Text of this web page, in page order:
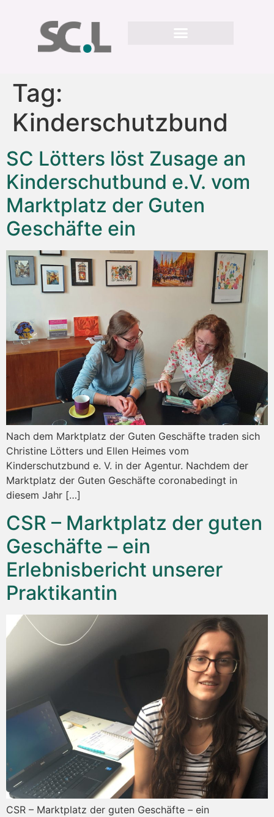
Tag:
Kinderschutzbund
SC Lötters löst Zusage an
Kinderschutbund e.V. vom
Marktplatz der Guten
Geschäfte ein
Nach dem Marktplatz der Guten Geschäfte traden sich
Christine Lötters und Ellen Heimes vom
Kinderschutzbund e. V. in der Agentur. Nachdem der
Marktplatz der Guten Geschäfte coronabedingt in
diesem Jahr […]
CSR – Marktplatz der guten
Geschäfte – ein
Erlebnisbericht unserer
Praktikantin
CSR – Marktplatz der guten Geschäfte – ein